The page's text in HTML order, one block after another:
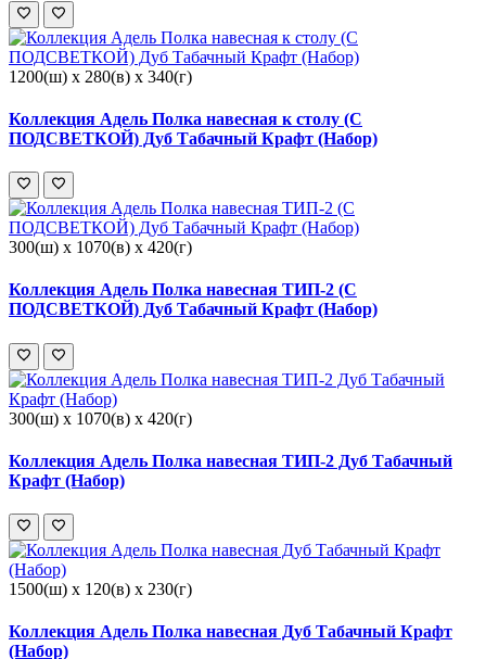
1200(ш) x 280(в) x 340(г)
Коллекция Адель Полка навесная к столу (С
ПОДСВЕТКОЙ) Дуб Табачный Крафт (Набор)
300(ш) x 1070(в) x 420(г)
Коллекция Адель Полка навесная ТИП-2 (С
ПОДСВЕТКОЙ) Дуб Табачный Крафт (Набор)
300(ш) x 1070(в) x 420(г)
Коллекция Адель Полка навесная ТИП-2 Дуб Табачный
Крафт (Набор)
1500(ш) x 120(в) x 230(г)
Коллекция Адель Полка навесная Дуб Табачный Крафт
(Набор)